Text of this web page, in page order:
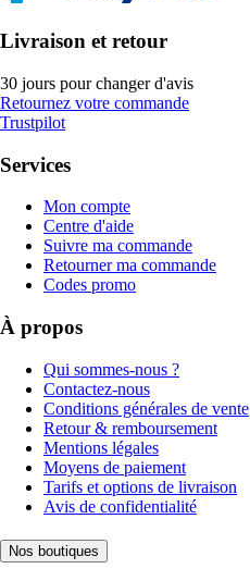
Livraison et retour
30 jours pour changer d'avis
Retournez votre commande
Trustpilot
Services
Mon compte
Centre d'aide
Suivre ma commande
Retourner ma commande
Codes promo
À propos
Qui sommes-nous ?
Contactez-nous
Conditions générales de vente
Retour & remboursement
Mentions légales
Moyens de paiement
Tarifs et options de livraison
Avis de confidentialité
Nos boutiques